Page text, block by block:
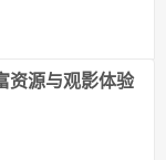
资源与观影体验